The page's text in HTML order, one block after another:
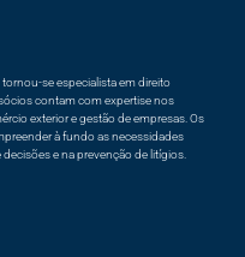
se especialista em direito
contam com expertise nos
exterior e gestão de empresas. Os
à fundo as necessidades
e na prevenção de litígios.